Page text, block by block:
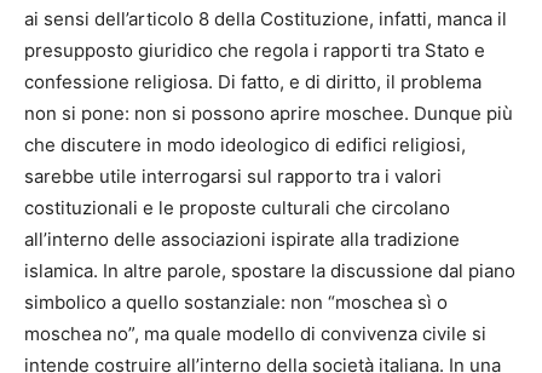
ai sensi dell’articolo 8 della Costituzione, infatti, manca il
presupposto giuridico che regola i rapporti tra Stato e
confessione religiosa. Di fatto, e di diritto, il problema
non si pone: non si possono aprire moschee. Dunque più
che discutere in modo ideologico di edifici religiosi,
sarebbe utile interrogarsi sul rapporto tra i valori
costituzionali e le proposte culturali che circolano
all’interno delle associazioni ispirate alla tradizione
islamica. In altre parole, spostare la discussione dal piano
simbolico a quello sostanziale: non “moschea sì o
moschea no”, ma quale modello di convivenza civile si
intende costruire all’interno della società italiana. In una